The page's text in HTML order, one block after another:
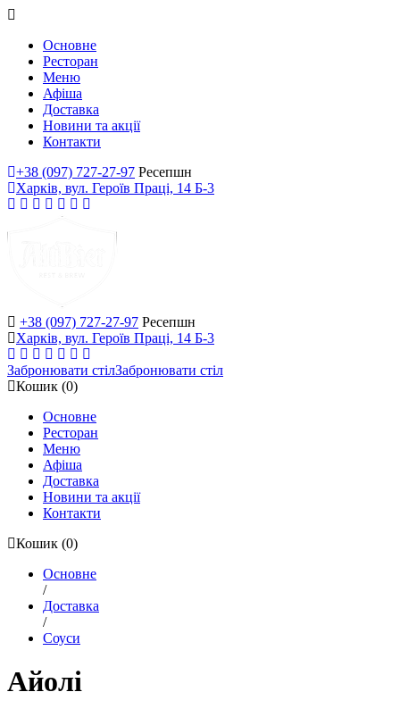
Основне
Ресторан
Меню
Афіша
Доставка
Новини та акції
Контакти
+38 (097) 727-27-97 Ресепшн
Харків, вул. Героїв Праці, 14 Б-3
+38 (097) 727-27-97 Ресепшн
Харків, вул. Героїв Праці, 14 Б-3
Забронювати стілЗабронювати стіл
Кошик (0)
Основне
Ресторан
Меню
Афіша
Доставка
Новини та акції
Контакти
Кошик (0)
Основне
/
Доставка
/
Соуси
Айолі